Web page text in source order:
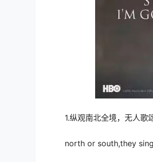
1.纵观南北全境，无人歌
north or south,they sing